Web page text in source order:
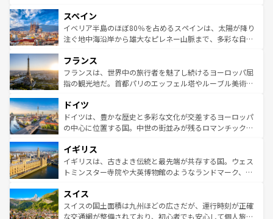
ろん、トスカーナの美しい田園風景やアマルフィ海岸の絶
景など、自然景観も見逃せない。観光の合間には、本場の
ピザやパスタなど、絶品のイタリア料理を堪能することも
ませてくれるイタリアで、忘れられない旅をしてみよう！
なお、新着のイタリア情報はコンテンツ一覧 を参照してほ
しい。
スペイン
イベリア半島のほぼ80％を占めるスペインは、太陽が降り
注ぐ地中海沿岸から雄大なピレネー山脈まで、多彩な自然
文化が根付くこの国では、情熱的なフラメンコ、熱気あふ
れる闘牛、そして美味しいタパスが生活の一部となってい
る。首都マドリードの洗練された雰囲気や、バルセロナの
の城塞都市、穏やかなビーチリゾートまで多彩な表情を見
せる。地方によって風土や気候が異なるスペインはその個
性で訪れる人を魅了する。 なお、新着のスペイン情報はコ
フランス
フランスは、世界中の旅行者を魅了し続けるヨーロッパ屈
指の観光地だ。首都パリのエッフェル塔やルーブル美術館
で、幅広い魅力が詰まっている。華麗な宮殿、歴史的な大
聖堂、美しいビーチ、そして豊かな自然が、訪れる者を心
から魅了する。また、フランスは美食の国としても知ら
いる。シャンパンの発祥地であるランス、プロヴァンスの
香り高いラベンダー畑など、多彩な楽しみ方が可能だ。さ
らに、パリ以外の地域にも魅力が溢れており、どの街角に
れる地方に足を運ぶとそれぞれで全く異なる文化を体験で
きるだろう。 なお、新着のフランス情報はコンテンツ一覧
を参照してほしい。
ドイツ
ドイツは、豊かな歴史と多彩な文化が交差するヨーロッパ
の中心に位置する国。中世の街並みが残るロマンチック街
顔を持つこの国は、どこを歩いても飽きることがない。ベ
ルリンの文化的活気、バイエルン州のアルプスの絶景、そ
してライン川沿いのワイン畑といった風景は必見。ビール
は、お酒好きな人にはぜひ体験してほしい。 なお、新着の
ドイツ情報はコンテンツ一覧を参照してほしい。
イギリス
イギリスは、古きよき伝統と最先端が共存する国。ウェス
トミンスター寺院や大英博物館のようなランドマーク、歴
リアごとに異なる魅力がある。また、優雅なアフタヌーン
ティー、ビール好きにはたまらない英国パブ、サッカー観
戦など、本場だからこそできる体験も豊富。イギリスを旅
スイス
スイスの国土面積は九州ほどの広さだが、運行時刻が正確
な交通網が整備されており、初心者でも安心して個人旅行